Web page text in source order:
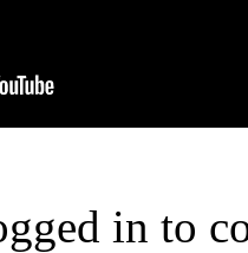
in to